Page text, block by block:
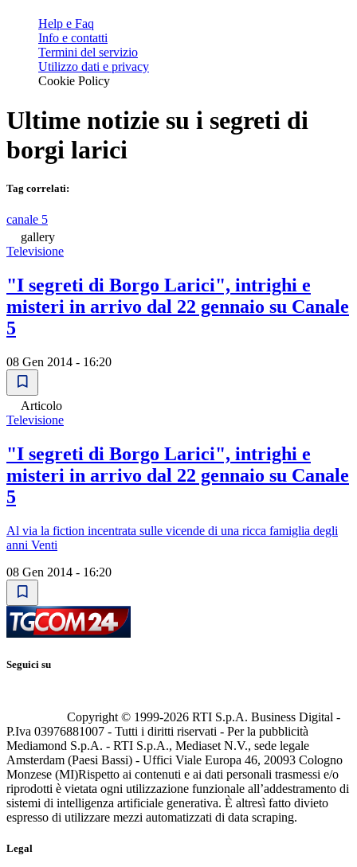
Help e Faq
Info e contatti
Termini del servizio
Utilizzo dati e privacy
Cookie Policy
Ultime notizie su i segreti di
borgi larici
Tag correlati:
canale 5
gallery
Televisione
"I segreti di Borgo Larici", intrighi e
misteri in arrivo dal 22 gennaio su Canale
5
08 Gen 2014 - 16:20
Articolo
Televisione
"I segreti di Borgo Larici", intrighi e
misteri in arrivo dal 22 gennaio su Canale
5
Al via la fiction incentrata sulle vicende di una ricca famiglia degli
anni Venti
08 Gen 2014 - 16:20
Seguici su
Copyright © 1999-2026 RTI S.p.A. Business Digital -
P.Iva 03976881007 - Tutti i diritti riservati - Per la pubblicità
Mediamond S.p.A. - RTI S.p.A., Mediaset N.V., sede legale
Amsterdam (Paesi Bassi) - Uffici Viale Europa 46, 20093 Cologno
Monzese (MI)Rispetto ai contenuti e ai dati personali trasmessi e/o
riprodotti è vietata ogni utilizzazione funzionale all’addestramento di
sistemi di intelligenza artificiale generativa. È altresì fatto divieto
espresso di utilizzare mezzi automatizzati di data scraping.
Legal